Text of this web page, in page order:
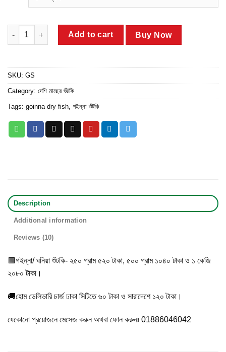
ratings
through
গইন্না/ ঘনিয়া শুঁটকি quantity
Add to cart Buy Now
SKU: GS
Category: দেশি মাছের শুঁটকি
Tags: goinna dry fish গইন্না শুঁটকি
Description
Additional information
Reviews (10)
🟩গইন্না/ ঘনিয়া শুঁটকি- ২৫০ গ্রাম ৫২০ টাকা, ৫০০ গ্রাম ১০৪০ টাকা ও ১ কেজি
২০৮০ টাকা।
🚚হোম ডেলিভারি চার্জ ঢাকা সিটিতে ৬০ টাকা ও সারাদেশে ১২০ টাকা।
যেকোনো প্রয়োজনে মেসেজ করুন অথবা ফোন করুনঃ 01886046042